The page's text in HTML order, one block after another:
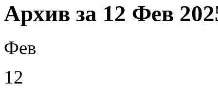
Архив за 12 Фев
Фев
12